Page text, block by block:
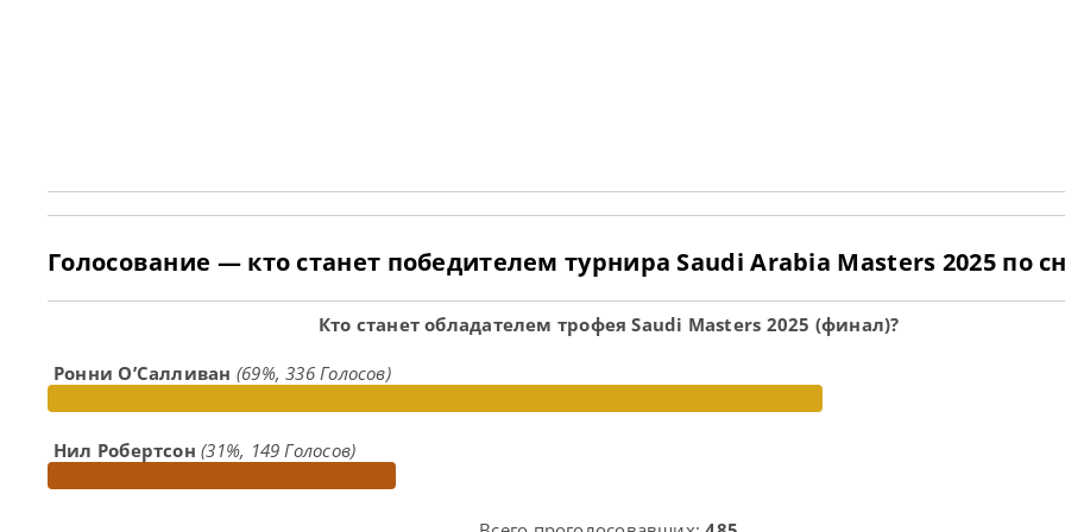
Голосование — кто станет победителем турнира Saudi Arabia Masters 2025 по
Кто станет обладателем трофея Saudi Masters 2025 (финал)?
Ронни О’Салливан (69%, 336 Голосов)
Нил Робертсон (31%, 149 Голосов)